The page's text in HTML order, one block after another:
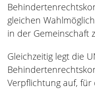
gleichen
in der Gemeinschaft
Gleichzeitig legt die
Verpflichtung auf, für